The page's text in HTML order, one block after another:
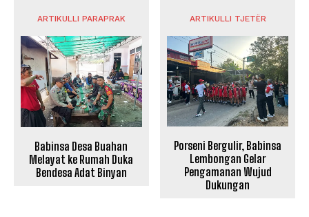
ARTIKULLI PARAPRAK
Babinsa Desa Buahan
Melayat ke Rumah Duka
Bendesa Adat Binyan
ARTIKULLI TJETËR
Porseni Bergulir, Babinsa
Lembongan Gelar
Pengamanan Wujud
Dukungan